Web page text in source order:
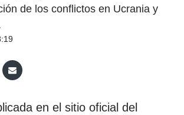
de los conflictos en Ucrania y
en el sitio oficial del